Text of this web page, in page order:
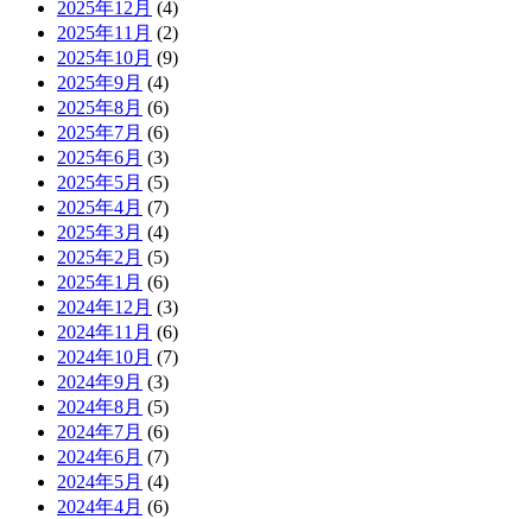
2025年12月 (4)
2025年11月 (2)
2025年10月 (9)
2025年9月 (4)
2025年8月 (6)
2025年7月 (6)
2025年6月 (3)
2025年5月 (5)
2025年4月 (7)
2025年3月 (4)
2025年2月 (5)
2025年1月 (6)
2024年12月 (3)
2024年11月 (6)
2024年10月 (7)
2024年9月 (3)
2024年8月 (5)
2024年7月 (6)
2024年6月 (7)
2024年5月 (4)
2024年4月 (6)